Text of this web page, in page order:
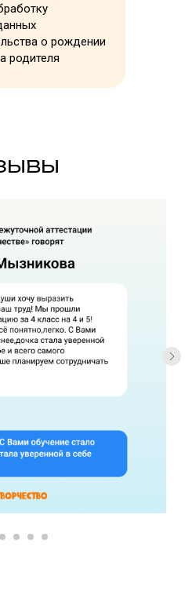
о рождении
родителя